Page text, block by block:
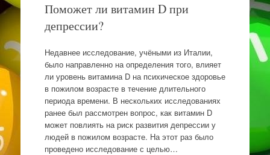
Поможет ли витамин D при
депрессии?
Недавнее исследование, учёными из Италии,
было направленно на определения того, влияет
ли уровень витамина D на психическое здоровье
в пожилом возрасте в течение длительного
периода времени. В нескольких исследованиях
ранее был рассмотрен вопрос, как витамин D
может повлиять на риск развития депрессии у
людей в пожилом возрасте. На этот раз было
проведено исследование с целью…